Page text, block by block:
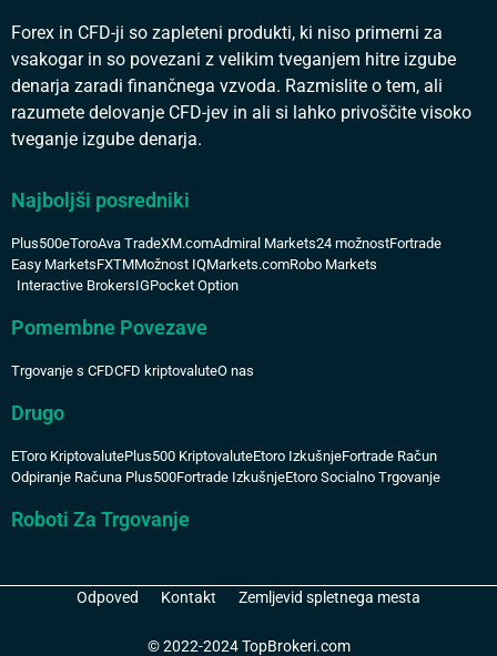
Forex in CFD-ji so zapleteni produkti, ki niso primerni za
vsakogar in so povezani z velikim tveganjem hitre izgube
denarja zaradi finančnega vzvoda. Razmislite o tem, ali
razumete delovanje CFD-jev in ali si lahko privoščite visoko
tveganje izgube denarja.
Najboljši posredniki
Plus500eToroAva TradeXM.comAdmiral Markets24 možnostFortrade
Easy MarketsFXTMMožnost IQMarkets.comRobo Markets
Interactive BrokersIGPocket Option
Pomembne Povezave
Trgovanje s CFDCFD kriptovaluteO nas
Drugo
EToro KriptovalutePlus500 KriptovaluteEtoro IzkušnjeFortrade Račun
Odpiranje Računa Plus500Fortrade IzkušnjeEtoro Socialno Trgovanje
Roboti Za Trgovanje
Odpoved Kontakt Zemljevid spletnega mesta
© 2022-2024 TopBrokeri.com